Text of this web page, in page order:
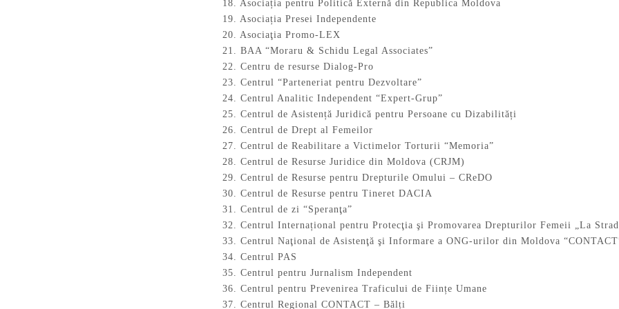
18. Asociația pentru Politică Externă din Republica Moldova
19. Asociația Presei Independente
20. Asociaţia Promo-LEX
21. BAA “Moraru & Schidu Legal Associates”
22. Centru de resurse Dialog-Pro
23. Centrul “Parteneriat pentru Dezvoltare”
24. Centrul Analitic Independent “Expert-Grup”
25. Centrul de Asistență Juridică pentru Persoane cu Dizabilități
26. Centrul de Drept al Femeilor
27. Centrul de Reabilitare a Victimelor Torturii “Memoria”
28. Centrul de Resurse Juridice din Moldova (CRJM)
29. Centrul de Resurse pentru Drepturile Omului – CReDO
30. Centrul de Resurse pentru Tineret DACIA
31. Centrul de zi “Speranţa”
32. Centrul Internațional pentru Protecţia şi Promovarea Drepturilor Femeii „La
33. Centrul Naţional de Asistenţă şi Informare a ONG-urilor din Moldova
34. Centrul PAS
35. Centrul pentru Jurnalism Independent
36. Centrul pentru Prevenirea Traficului de Ființe Umane
37. Centrul Regional CONTACT – Bălți